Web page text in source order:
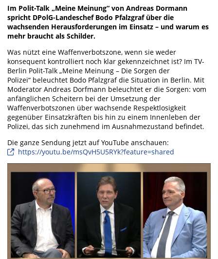
Im Polit-Talk „Meine Meinung“ von Andreas Dormann
spricht DPolG-Landeschef Bodo Pfalzgraf über die
wachsenden Herausforderungen im Einsatz – und warum es
mehr braucht als Schilder.
Was nützt eine Waffenverbotszone, wenn sie weder
konsequent kontrolliert noch klar gekennzeichnet ist? Im TV-
Berlin Polit-Talk „Meine Meinung – Die Sorgen der
Polizei“ beleuchtet Bodo Pfalzgraf die Situation in Berlin. Mit
Moderator Andreas Dorfmann beleuchtet er die Sorgen: vom
anfänglichen Scheitern bei der Umsetzung der
Waffenverbotszonen über wachsende Respektlosigkeit
gegenüber Einsatzkräften bis hin zu einem Innenleben der
Polizei, das sich zunehmend im Ausnahmezustand befindet.
Die ganze Sendung jetzt auf YouTube anschauen:
https://youtu.be/msQvH5U5RYk?feature=shared